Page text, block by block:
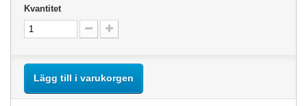
Kvantitet
Lägg till i varukorgen